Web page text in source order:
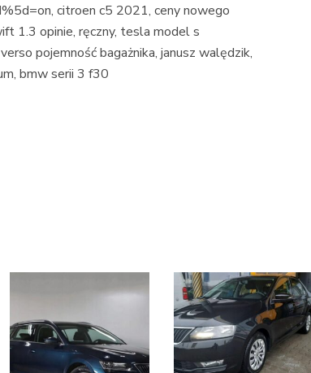
citroen c5 2021, ceny nowego
1.3 opinie, ręczny, tesla model s
pojemność bagażnika, janusz walędzik,
bmw serii 3 f30